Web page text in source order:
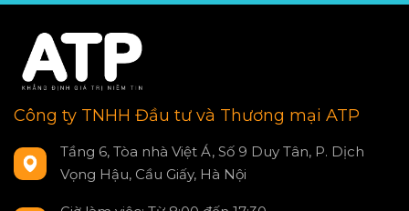
Công ty TNHH Đầu tư và Thương mại ATP
Tầng 6, Tòa nhà Việt Á, Số 9 Duy Tân, P. Dịch
Vọng Hậu, Cầu Giấy, Hà Nội